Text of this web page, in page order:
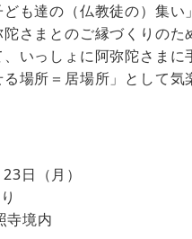
も達の（仏教徒の）集い
さまとのご縁づくりのた
いっしょに阿弥陀さま
場所＝居場所」として
日（月）
境内